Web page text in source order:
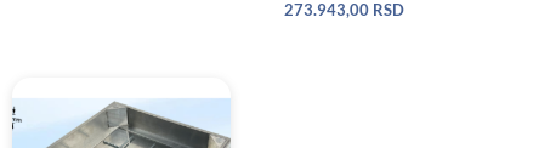
273.943,00 RSD